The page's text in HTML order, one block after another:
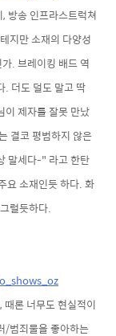
방송 인프라스트럭쳐
지만 소재의 다양성
. 브레이킹 배드 역
. 더도 덜도 말고 딱
이 제자를 잘못 만났
결코 평범하지 않은
말세다-" 라고 한탄
요 소재인듯 하다. 화
럴듯하다.
론 너무도 현실적이
/범죄물을 좋아하는